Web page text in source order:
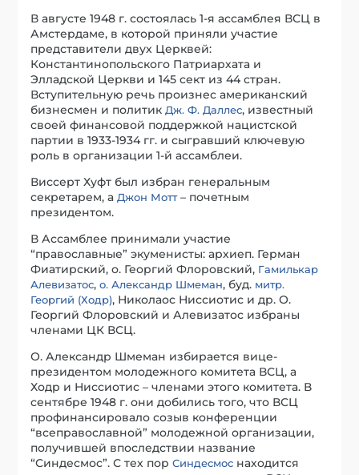
В августе 1948 г. состоялась 1-я ассамблея ВСЦ в
Амстердаме, в которой приняли участие
представители двух Церквей:
Константинопольского Патриархата и
Элладской Церкви и 145 сект из 44 стран.
Вступительную речь произнес американский
бизнесмен и политик Дж. Ф. Даллес, известный
своей финансовой поддержкой нацистской
партии в 1933-1934 гг. и сыгравший ключевую
роль в организации 1-й ассамблеи.
Виссерт Хуфт был избран генеральным
секретарем, аДжон Мотт– почетным
президентом.
В Ассамблее принимали участие
“православные” экуменисты: архиеп. Герман
Фиатирский, о. Георгий Флоровский, Гамилькар
Алевизатос,о. Александр Шмеман, буд. митр.
Георгий (Ходр), Николаос Ниссиотис и др. О.
Георгий Флоровский и Алевизатос избраны
членами ЦК ВСЦ.
О. Александр Шмеман избирается вице-
президентом молодежного комитета ВСЦ, а
Ходр и Ниссиотис – членами этого комитета. В
сентябре 1948 г. они добились того, что ВСЦ
профинансировало созыв конференции
“всеправославной” молодежной организации,
получившей впоследствии название
“Синдесмос”. С тех порСиндесмос находится